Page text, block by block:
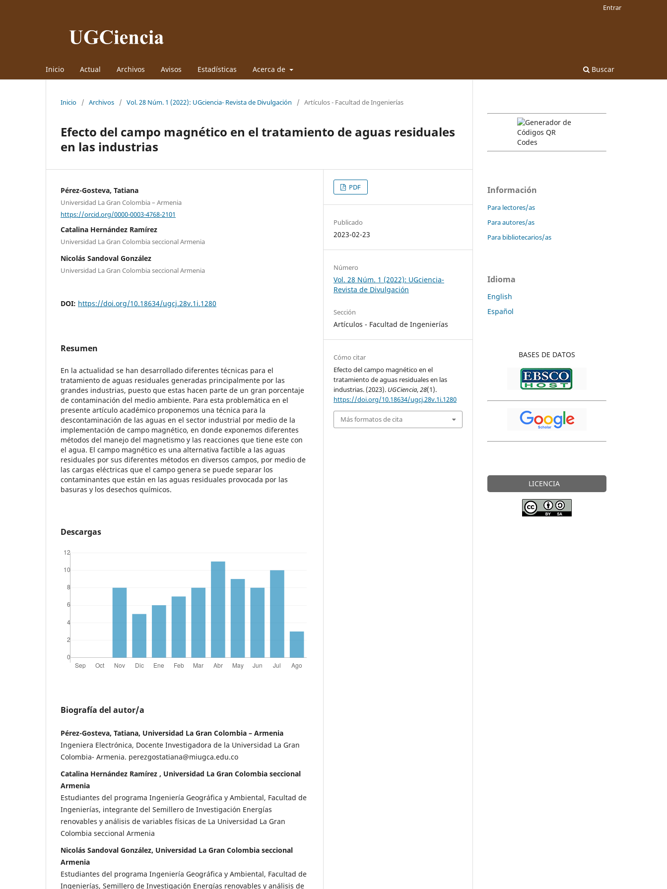
Inicio Actual Archivos Avisos Estadísticas Acerca de Buscar
Entrar
Inicio / Archivos / Vol. 28 Núm. 1 (2022): UGciencia- Revista de Divulgación / Artículos - Facultad de Ingenierías
Efecto del campo magnético en el tratamiento de aguas residuales
en las industrias
Pérez-Gosteva, Tatiana
Universidad La Gran Colombia – Armenia
https://orcid.org/0000-0003-4768-2101
Catalina Hernández Ramírez
Universidad La Gran Colombia seccional Armenia
Nicolás Sandoval González
Universidad La Gran Colombia seccional Armenia
DOI: https://doi.org/10.18634/ugcj.28v.1i.1280
Resumen
En la actualidad se han desarrollado diferentes técnicas para el
tratamiento de aguas residuales generadas principalmente por las
grandes industrias, puesto que estas hacen parte de un gran porcentaje
de contaminación del medio ambiente. Para esta problemática en el
presente artículo académico proponemos una técnica para la
descontaminación de las aguas en el sector industrial por medio de la
implementación de campo magnético, en donde exponemos diferentes
métodos del manejo del magnetismo y las reacciones que tiene este con
el agua. El campo magnético es una alternativa factible a las aguas
residuales por sus diferentes métodos en diversos campos, por medio de
las cargas eléctricas que el campo genera se puede separar los
contaminantes que están en las aguas residuales provocada por las
basuras y los desechos químicos.
Descargas
Biografía del autor/a
Pérez-Gosteva, Tatiana, Universidad La Gran Colombia – Armenia
Ingeniera Electrónica, Docente Investigadora de la Universidad La Gran
Colombia- Armenia. perezgostatiana@miugca.edu.co
Catalina Hernández Ramírez , Universidad La Gran Colombia seccional
Armenia
Estudiantes del programa Ingeniería Geográfica y Ambiental, Facultad de
Ingenierías, integrante del Semillero de Investigación Energías
renovables y análisis de variables físicas de La Universidad La Gran
Colombia seccional Armenia
Nicolás Sandoval González, Universidad La Gran Colombia seccional
Armenia
Estudiantes del programa Ingeniería Geográfica y Ambiental, Facultad de
Ingenierías, Semillero de Investigación Energías renovables y análisis de
PDF
Publicado
2023-02-23
Número
Vol. 28 Núm. 1 (2022): UGciencia-
Revista de Divulgación
Sección
Artículos - Facultad de Ingenierías
Cómo citar
Efecto del campo magnético en el
tratamiento de aguas residuales en las
industrias. (2023). UGCiencia,28(1).
https://doi.org/10.18634/ugcj.28v.1i.1280
Más formatos de cita
Información
Para lectores/as
Para autores/as
Para bibliotecarios/as
Idioma
English
Español
BASES DE DATOS
LICENCIA